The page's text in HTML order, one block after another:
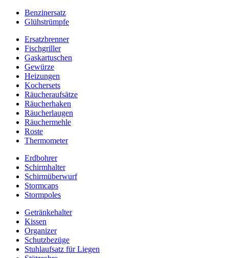
Benzinersatz
Glühstrümpfe
Ersatzbrenner
Fischgriller
Gaskartuschen
Gewürze
Heizungen
Kochersets
Räucheraufsätze
Räucherhaken
Räucherlaugen
Räuchermehle
Roste
Thermometer
Erdbohrer
Schirmhalter
Schirmüberwurf
Stormcaps
Stormpoles
Getränkehalter
Kissen
Organizer
Schutzbezüge
Stuhlaufsatz für Liegen